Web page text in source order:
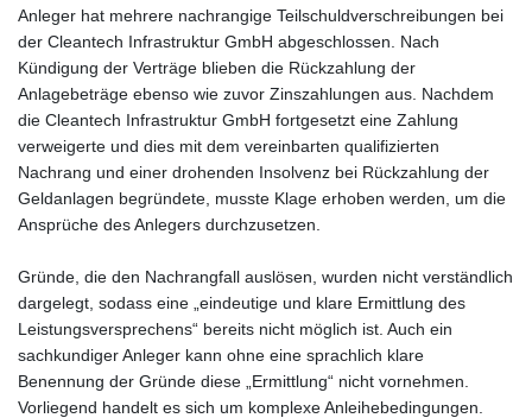
Anleger hat mehrere nachrangige Teilschuldverschreibungen bei
der Cleantech Infrastruktur GmbH abgeschlossen. Nach
Kündigung der Verträge blieben die Rückzahlung der
Anlagebeträge ebenso wie zuvor Zinszahlungen aus. Nachdem
die Cleantech Infrastruktur GmbH fortgesetzt eine Zahlung
verweigerte und dies mit dem vereinbarten qualifizierten
Nachrang und einer drohenden Insolvenz bei Rückzahlung der
Geldanlagen begründete, musste Klage erhoben werden, um die
Ansprüche des Anlegers durchzusetzen.
Gründe, die den Nachrangfall auslösen, wurden nicht verständlich
dargelegt, sodass eine „eindeutige und klare Ermittlung des
Leistungsversprechens“ bereits nicht möglich ist. Auch ein
sachkundiger Anleger kann ohne eine sprachlich klare
Benennung der Gründe diese „Ermittlung“ nicht vornehmen.
Vorliegend handelt es sich um komplexe Anleihebedingungen.